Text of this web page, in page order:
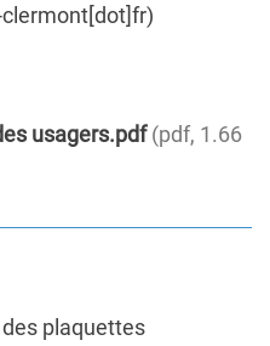
usagers.pdf pdf, 1.66
plaquettes